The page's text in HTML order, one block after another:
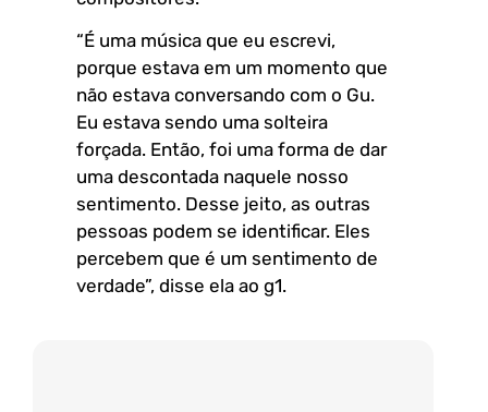
“É uma música que eu escrevi,
porque estava em um momento que
não estava conversando com o Gu.
Eu estava sendo uma solteira
forçada. Então, foi uma forma de dar
uma descontada naquele nosso
sentimento. Desse jeito, as outras
pessoas podem se identificar. Eles
percebem que é um sentimento de
verdade”, disse ela ao g1.